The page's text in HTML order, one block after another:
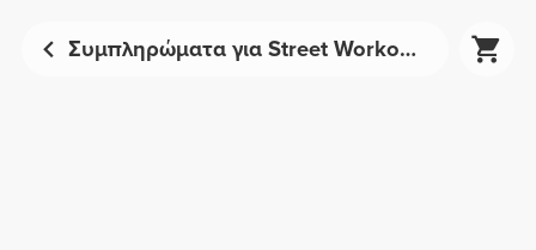
Συμπληρώματα για Street Workout - Αθλητική Διατροφή | Prozis